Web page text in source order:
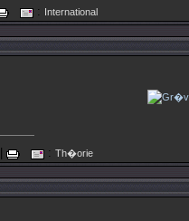
: International
: Th�orie